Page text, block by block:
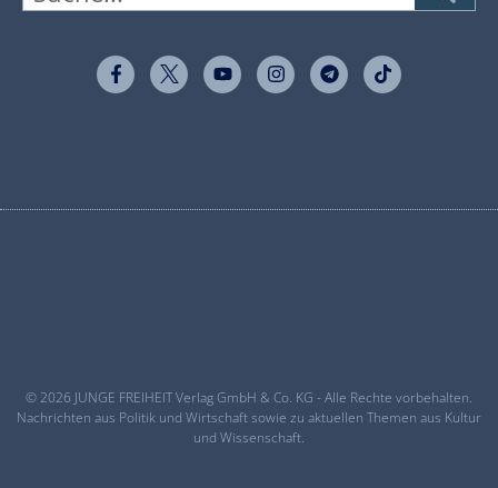
© 2026 JUNGE FREIHEIT Verlag GmbH & Co. KG - Alle Rechte vorbehalten.
Nachrichten aus Politik und Wirtschaft sowie zu aktuellen Themen aus Kultur
und Wissenschaft.